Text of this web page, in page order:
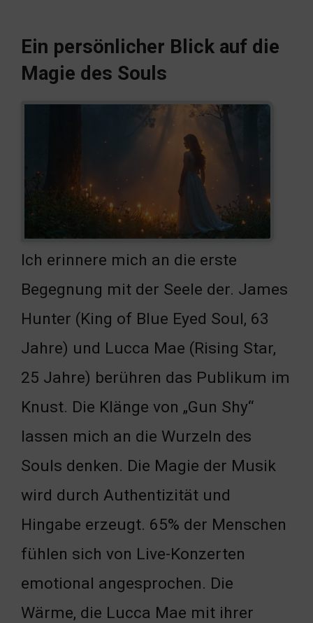
Ein persönlicher Blick auf die
Magie des Souls
Ich erinnere mich an die erste
Begegnung mit der Seele der. James
Hunter (King of Blue Eyed Soul, 63
Jahre) und Lucca Mae (Rising Star,
25 Jahre) berühren das Publikum im
Knust. Die Klänge von „Gun Shy“
lassen mich an die Wurzeln des
Souls denken. Die Magie der Musik
wird durch Authentizität und
Hingabe erzeugt. 65% der Menschen
fühlen sich von Live-Konzerten
emotional angesprochen. Die
Wärme, die Lucca Mae mit ihrer